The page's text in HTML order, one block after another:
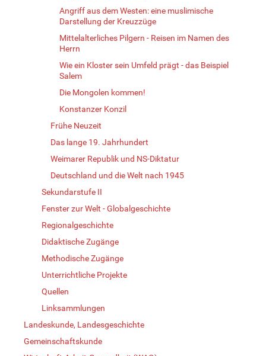
Angriff aus dem Westen: eine muslimische
Darstellung der Kreuzzüge
Mittelalterliches Pilgern - Reisen im Namen des
Herrn
Wie ein Kloster sein Umfeld prägt - das Beispiel
Salem
Die Mongolen kommen!
Konstanzer Konzil
Frühe Neuzeit
Das lange 19. Jahrhundert
Weimarer Republik und NS-Diktatur
Deutschland und die Welt nach 1945
Sekundarstufe II
Fenster zur Welt - Globalgeschichte
Regionalgeschichte
Didaktische Zugänge
Methodische Zugänge
Unterrichtliche Projekte
Quellen
Linksammlungen
Landeskunde, Landesgeschichte
Gemeinschaftskunde